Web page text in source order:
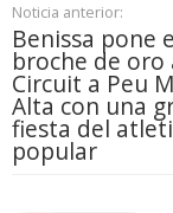
Noticia anterior:
Benissa pone
broche de oro
Circuit a Peu
Alta con una
fiesta del
popular